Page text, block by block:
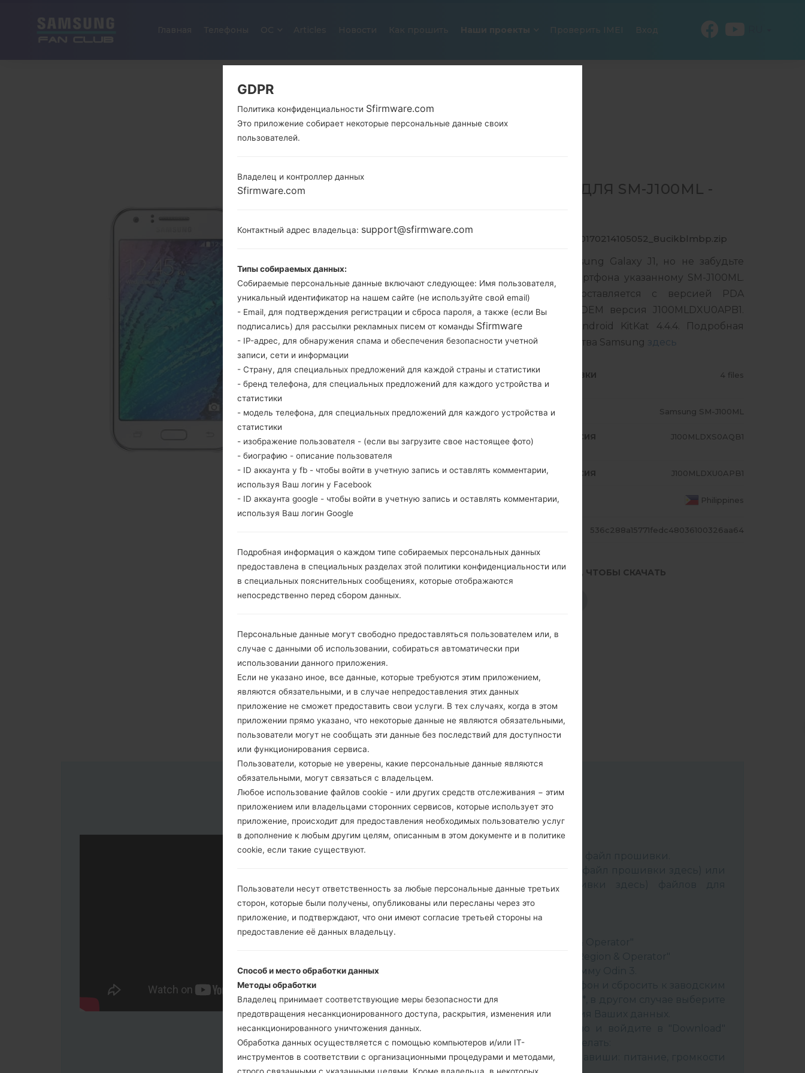
Новости Как прошить Наши проекты Проверить IMEI Вход
ОФИЦИАЛЬНАЯ ПРОШИВКА #15088 ДЛЯ SM-J100ML -
Главная → Galaxy J1 SamsungSM-J100ML
SM-J100ML_1_20170214105052_8ucikblmbp.zip
Загрузите последнее обновление прошивки для Samsung Galaxy J1, но не забудьте
проверить, соответствует ли номер модели вашего смартфона указанному SM-J100ML.
Код прошивки GLB для PHILIPPINES. Продукт поставляется с версией PDA
J100MLDXS0AQB1 и версия CSC J100MLOLC0APB2, MODEM версия J100MLDXU0APB1.
Версия операционной системы данной прошивки Android KitKat 4.4.4. Подробная
инструкция, как прошить стоковую прошивку на устройства Samsung здесь
НАЗВАНИЕ ФАЙЛА
SM-J100ML_1_20170214105052_
8ucikblmbp
ТИП ПРОШИВКИ 4 files
РАЗМЕР ФАЙЛА 572.01 MiB МОДЕЛЬ Samsung SM-J100ML
СИСТЕМА
PDA/AP ВЕРСИЯ J100MLDXS0AQB1
PDA/AP ВЕРСИЯ J100MLOLC0APB2 PDA/AP ВЕРСИЯ J100MLDXU0APB1
РЕГИОН GLB СТРАНА Philippines
536c288a15771fedc48036100326aa64
1.ПРОВЕРИТЬ НАЛИЧИЕ RECAPTCHA 2.НАЖМИТЕ, ЧТОБЫ СКАЧАТЬ
Инструкции
Скачайте на свой ПК:Odin 3
5 (Выбрать 5 файл прошивки здесь) файлов для
прошивки:
AP: "System & Recovery"
настройкам выберите CSC _ ***, в другом случае выберите
HOME_CSC _ *** для сохранения Ваших данных.
режим. Все методы как это сделать:
Нажмите и удерживайте клавиши: питание, громкости
GDPR
Политика конфиденциальности Sfirmware.com
Это приложение собирает некоторые персональные данные своих
пользователей.
Владелец и контроллер данных
Sfirmware.com
Контактный адрес владельца: support@sfirmware.com
Типы собираемых данных:
Собираемые персональные данные включают следующее: Имя пользователя,
уникальный идентификатор на нашем сайте (не используйте свой email)
- Email, для подтверждения регистрации и сброса пароля, а также (если Вы
подписались) для рассылки рекламных писем от команды Sfirmware
- IP-адрес, для обнаружения спама и обеспечения безопасности учетной
записи, сети и информации
- Страну, для специальных предложений для каждой страны и статистики
- бренд телефона, для специальных предложений для каждого устройства и
статистики
- модель телефона, для специальных предложений для каждого устройства и
статистики
- изображение пользователя - (если вы загрузите свое настоящее фото)
- биографию - описание пользователя
- ID аккаунта у fb - чтобы войти в учетную запись и оставлять комментарии,
используя Ваш логин у Facebook
- ID аккаунта google - чтобы войти в учетную запись и оставлять комментарии,
используя Ваш логин Google
Подробная информация о каждом типе собираемых персональных данных
предоставлена в специальных разделах этой политики конфиденциальности или
в специальных пояснительных сообщениях, которые отображаются
непосредственно перед сбором данных.
Персональные данные могут свободно предоставляться пользователем или, в
случае с данными об использовании, собираться автоматически при
использовании данного приложения.
Если не указано иное, все данные, которые требуются этим приложением,
являются обязательными, и в случае непредоставления этих данных
приложение не сможет предоставить свои услуги. В тех случаях, когда в этом
приложении прямо указано, что некоторые данные не являются обязательными,
пользователи могут не сообщать эти данные без последствий для доступности
или функционирования сервиса.
Пользователи, которые не уверены, какие персональные данные являются
обязательными, могут связаться с владельцем.
Любое использование файлов cookie - или других средств отслеживания − этим
приложением или владельцами сторонних сервисов, которые использует это
приложение, происходит для предоставления необходимых пользователю услуг
в дополнение к любым другим целям, описанным в этом документе и в политике
cookie, если такие существуют.
Пользователи несут ответственность за любые персональные данные третьих
сторон, которые были получены, опубликованы или пересланы через это
приложение, и подтверждают, что они имеют согласие третьей стороны на
предоставление её данных владельцу.
Способ и место обработки данных
Методы обработки
Владелец принимает соответствующие меры безопасности для
предотвращения несанкционированного доступа, раскрытия, изменения или
несанкционированного уничтожения данных.
Обработка данных осуществляется с помощью компьютеров и/или IT-
инструментов в соответствии с организационными процедурами и методами,